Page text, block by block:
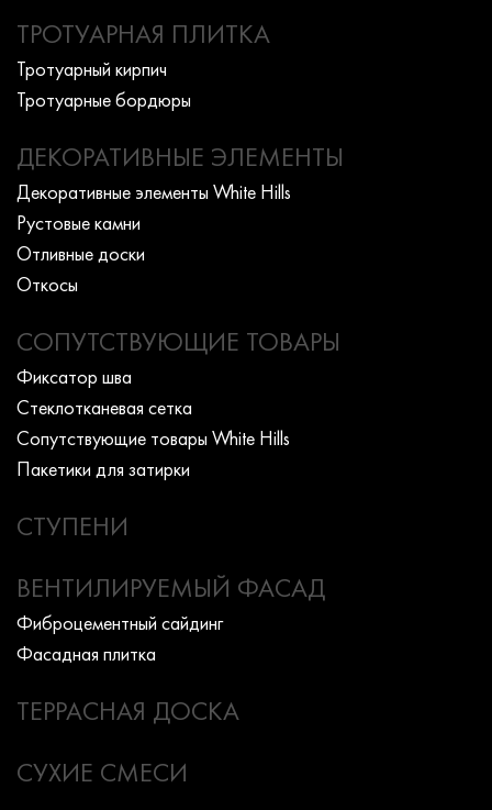
ТРОТУАРНАЯ ПЛИТКА
Тротуарный кирпич
Тротуарные бордюры
ДЕКОРАТИВНЫЕ ЭЛЕМЕНТЫ
Декоративные элементы White Hills
Рустовые камни
Отливные доски
Откосы
СОПУТСТВУЮЩИЕ ТОВАРЫ
Фиксатор шва
Стеклотканевая сетка
Сопутствующие товары White Hills
Пакетики для затирки
СТУПЕНИ
ВЕНТИЛИРУЕМЫЙ ФАСАД
Фиброцементный сайдинг
Фасадная плитка
ТЕРРАСНАЯ ДОСКА
СУХИЕ СМЕСИ